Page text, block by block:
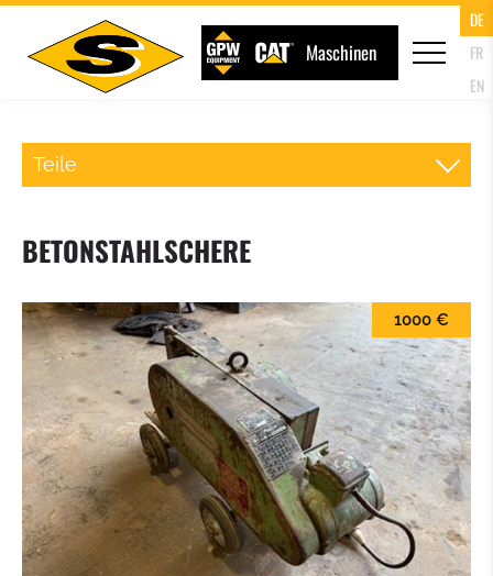
Maschinen
DE
FR
EN
Teile
LADESCHAUFEL
KLAPPSCHAUFEL (4IN1 SCHAUFEL)
HOCHKIPPSCHAUFEL
KEHRBÜRSTE
BETONSTAHLSCHERE
1000 €